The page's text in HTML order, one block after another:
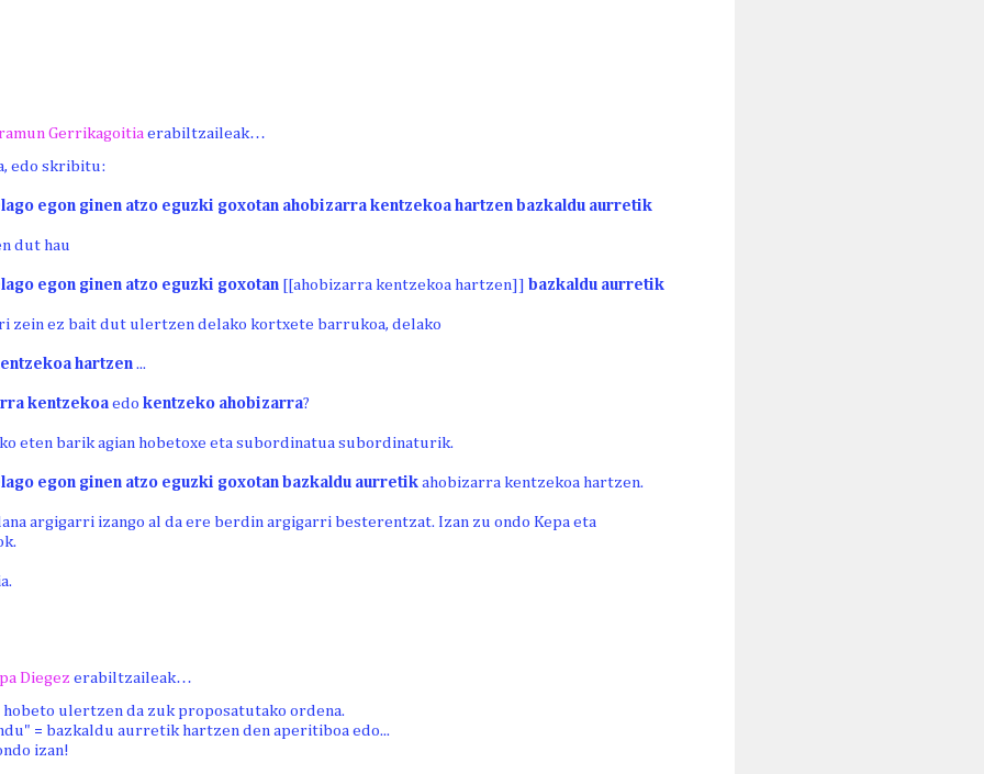
Gerrikagoitia erabiltzaileak…
edo skribitu:
egon ginen atzo eguzki goxotan ahobizarra kentzekoa hartzen bazkaldu aurretik
dut hau
egon ginen atzo eguzki goxotan [[ahobizarra kentzekoa hartzen]] bazkaldu aurretik
zein ez bait dut ulertzen delako kortxete barrukoa, delako
hartzen...
kentzekoa edo kentzeko ahobizarra?
eten barik agian hobetoxe eta subordinatua subordinaturik.
egon ginen atzo eguzki goxotan bazkaldu aurretik ahobizarra kentzekoa hartzen.
argigarri izango al da ere berdin argigarri besterentzat. Izan zu ondo Kepa eta
Diegez erabiltzaileak…
hobeto ulertzen da zuk proposatutako ordena.
= bazkaldu aurretik hartzen den aperitiboa edo...
izan!